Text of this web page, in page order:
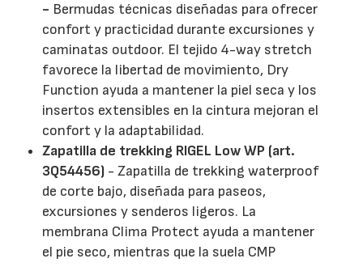
- Bermudas técnicas diseñadas para ofrecer
confort y practicidad durante excursiones y
caminatas outdoor. El tejido 4-way stretch
favorece la libertad de movimiento, Dry
Function ayuda a mantener la piel seca y los
insertos extensibles en la cintura mejoran el
confort y la adaptabilidad.
Zapatilla de trekking RIGEL Low WP (art.
3Q54456) - Zapatilla de trekking waterproof
de corte bajo, diseñada para paseos,
excursiones y senderos ligeros. La
membrana Clima Protect ayuda a mantener
el pie seco, mientras que la suela CMP